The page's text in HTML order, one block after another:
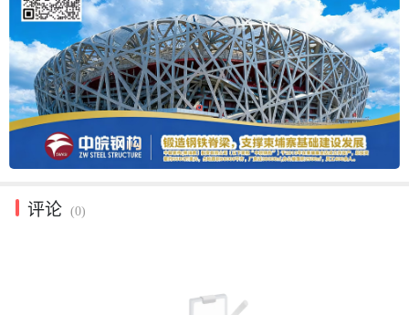
评论 (0)